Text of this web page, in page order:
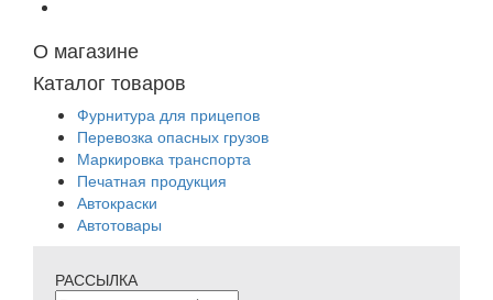
О магазине
Каталог товаров
Фурнитура для прицепов
Перевозка опасных грузов
Маркировка транспорта
Печатная продукция
Автокраски
Автотовары
РАССЫЛКА